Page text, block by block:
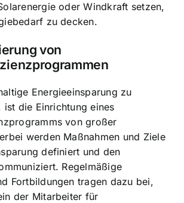
oder Windkraft setzen,
zu decken.
von
Energieeinsparung zu
ist die Einrichtung eines
von großer
werden Maßnahmen und Ziele
definiert und den
Regelmäßige
Fortbildungen tragen dazu bei,
der Mitarbeiter für